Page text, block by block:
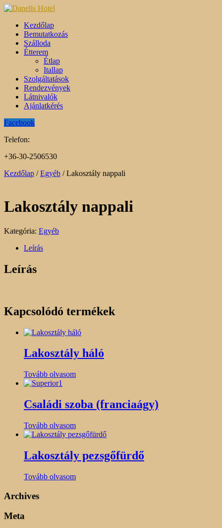
Kezdőlap
Bemutatkozás
Szálloda
Étterem
Étlap
Itallap
Szolgáltatások
Rendezvények
Látnivalók
Ajánlatkérés
Facebook
Telefon:
+36-30-2506530
Kezdőlap /Egyéb / Lakosztály nappali
Lakosztály nappali
Kategória: Egyéb
Leírás
Leírás
Kapcsolódó termékek
Lakosztály háló
Tovább olvasom
Családi szoba (franciaágy)
Tovább olvasom
Lakosztály pezsgőfürdő
Tovább olvasom
Archives
Meta